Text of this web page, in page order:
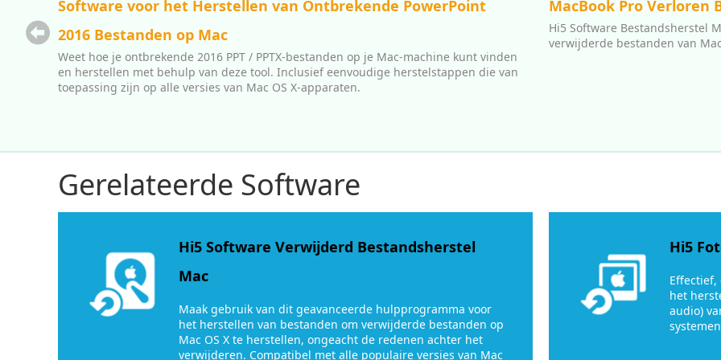
Software voor het Herstellen van Ontbrekende PowerPoint
2016 Bestanden op Mac
Weet hoe je ontbrekende 2016 PPT / PPTX-bestanden op je Mac-machine kunt vinden
en herstellen met behulp van deze tool. Inclusief eenvoudige herstelstappen die van
toepassing zijn op alle versies van Mac OS X-apparaten.
MacBook Pro Verloren
Hi5 Software Bestandsherstel
verwijderde bestanden van
Gerelateerde Software
Hi5 Software Verwijderd Bestandsherstel
Mac
Maak gebruik van dit geavanceerde hulpprogramma voor
het herstellen van bestanden om verwijderde bestanden op
Mac OS X te herstellen, ongeacht de redenen achter het
verwijderen. Compatibel met alle populaire versies van Mac
Hi5
het
audio)